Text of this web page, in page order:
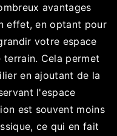
avantages
effet, en optant pour
votre espace
Cela permet
en ajoutant de la
l'espace
est souvent moins
ce qui en fait